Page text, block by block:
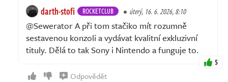
darth-stofi ROCKETCLUB úterý, 16. 6. 2026, 8:10
@Sewerator A při tom stačiko mít rozumně
sestavenou konzoli a vydávat kvalitní exkluzivní
tituly. Dělá to tak Sony i Nintendo a funguje to.
5
Odpovědět